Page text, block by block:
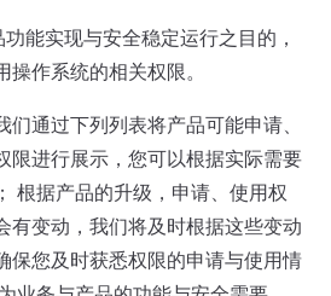
能实现与安全稳定运行之目的，
作系统的相关权限。
通过下列列表将产品可能申请、
限进行展示，您可以根据实际需要
根据产品的升级，申请、使用权
有变动，我们将及时根据这些变动
保您及时获悉权限的申请与使用情